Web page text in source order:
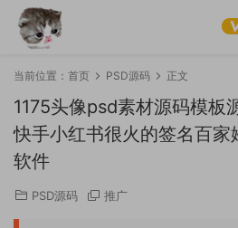
当前位置： 首页 PSD源码 正文
1175头像psd素材源码模板
快手小红书很火的签名百家
软件
PSD源码 推广